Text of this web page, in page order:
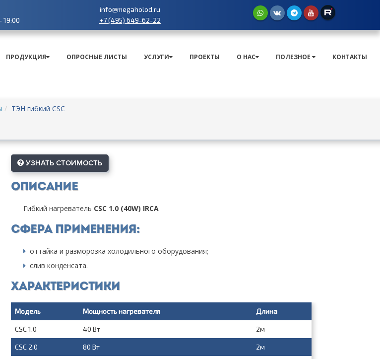
19:00
info@megaholod.ru
+7 (495) 649-62-22
ПРОДУКЦИЯ ОПРОСНЫЕ ЛИСТЫ УСЛУГИ ПРОЕКТЫ О НАС ПОЛЕЗНОЕ КОНТАКТЫ
ТЭН гибкий CSC
УЗНАТЬ СТОИМОСТЬ
Описание
Гибкий нагреватель CSC 1.0 (40W) IRCA
Сфера применения:
оттайка и разморозка холодильного оборудования;
слив конденсата.
Характеристики
Модель Мощность нагревателя Длина
CSC 1.0 40 Вт 2м
CSC 2.0 80 Вт 2м